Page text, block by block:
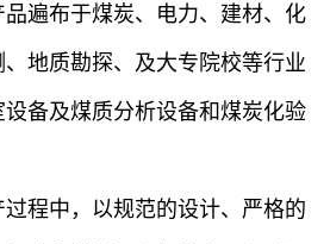
遍布于煤炭、电力、建材、化
地质勘探、及大专院校等行业
备及煤质分析设备和煤炭化验
中，以规范的设计、严格的